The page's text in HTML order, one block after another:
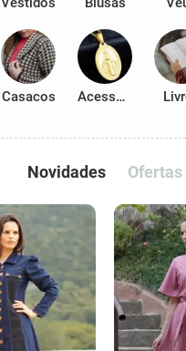
Casacos Acessórios
Novidades Ofertas